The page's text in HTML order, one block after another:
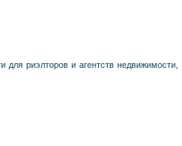
риэлторов и агентств недвижимости,